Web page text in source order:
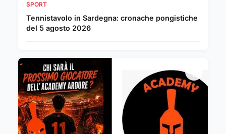
SPORT
Tennistavolo in Sardegna: cronache pongistiche
del 5 agosto 2026